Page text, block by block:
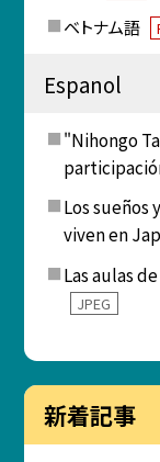
ベトナム語
Espanol
"Nihongo
Los sueños
viven en
Las aulas
JPEG
新着記事